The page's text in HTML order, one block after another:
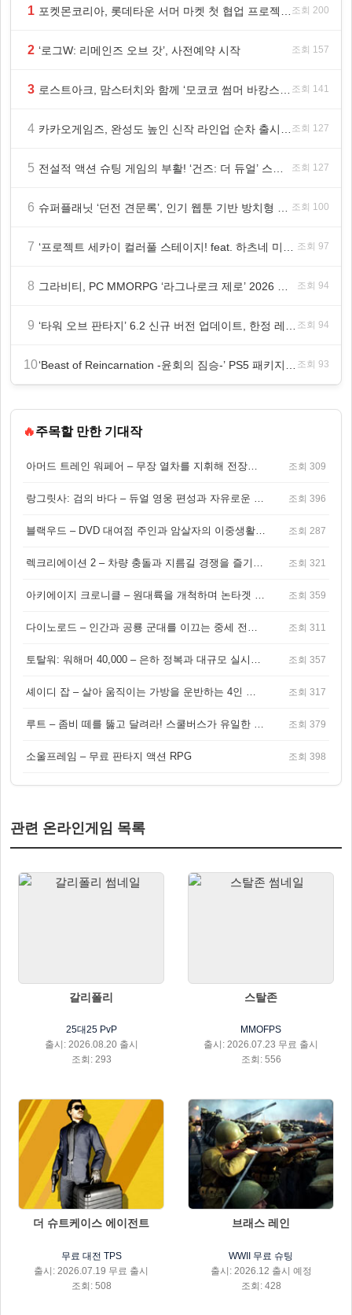
1 조회 200
2 ‘로그W: 리메인즈 오브 갓’, 사전예약 시작 조회 157
3 조회 141
4 조회 127
5 조회 127
6 조회 100
7 조회 97
8 조회 94
9 조회 94
10 조회 93
🔥주목할 만한 기대작
아머드 트레인 워페어 – 무장 열차를 지휘해 전장을 돌파하는 생존 전투 게임 조회 309
랑그릿사: 검의 바다 – 듀얼 영웅 편성과 자유로운 탐험을 결합한 판타지 전략 RPG 조회 396
블랙우드 – DVD 대여점 주인과 암살자의 이중생활을 그린 3인칭 액션 스릴러 게임 조회 287
렉크리에이션 2 – 차량 충돌과 지름길 경쟁을 즐기는 오픈월드 아케이드 레이싱 게임 조회 321
아키에이지 크로니클 – 원대륙을 개척하며 논타겟 전투를 즐기는 오픈월드 MMORPG 조회 359
다이노로드 – 인간과 공룡 군대를 이끄는 중세 전략 액션 RPG 조회 311
토탈워: 워해머 40,000 – 은하 정복과 대규모 실시간 전투가 결합된 전략 게임! 조회 357
셰이디 잡 – 살아 움직이는 가방을 운반하는 4인 협동 물리 어드벤처 게임 조회 317
루트 – 좀비 떼를 뚫고 달려라! 스쿨버스가 유일한 집이 되는 4인 협동 생존 게임 조회 379
소울프레임 – 무료 판타지 액션 RPG 조회 398
관련 온라인게임 목록
갈리폴리
25대25 PvP
출시: 2026.08.20 출시
조회: 293
스탈존
MMOFPS
출시: 2026.07.23 무료 출시
조회: 556
더 슈트케이스 에이전트
무료 대전 TPS
출시: 2026.07.19 무료 출시
조회: 508
브래스 레인
WWII 무료 슈팅
출시: 2026.12 출시 예정
조회: 428